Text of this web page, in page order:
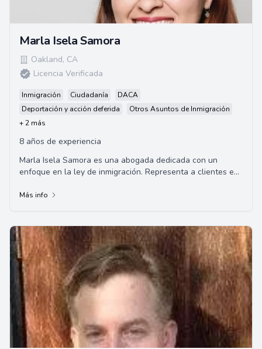
Marla Isela Samora
Oakland, CA
Licencia Verificada
Inmigración Ciudadanía
DACA
Deportación y acción deferida
Otros Asuntos de Inmigración
+ 2 más
8 años de experiencia
Marla Isela Samora es una abogada dedicada con un
enfoque en la ley de inmigración. Representa a clientes en
Más info